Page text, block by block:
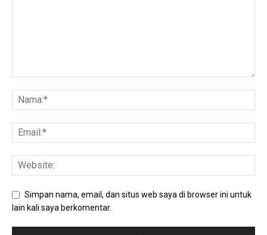
Simpan nama, email, dan situs web saya di browser ini untuk
lain kali saya berkomentar.